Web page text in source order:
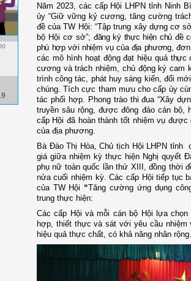
Năm 2023, các cấp Hội LHPN tỉnh Ninh
ủy “Giữ vững kỷ cương, tăng cường
đề của TW Hội: “Tập trung xây dựng cơ
bộ Hội cơ sở”; đăng ký thực hiện chủ đề
phù hợp với nhiệm vụ của địa phương, đơn
các mô hình hoạt động đạt hiệu quả thực
cương và trách nhiệm, chủ động ký cam
trình công tác, phát huy sáng kiến, đổi
chúng. Tích cực tham mưu cho cấp ủy
tác phối hợp. Phong trào thi đua “Xây
truyền sâu rộng, được đông đảo cán
cấp Hội đã hoàn thành tốt nhiệm vụ
của địa phương.
Bà Đào Thị Hòa, Chủ tịch Hội LHPN tỉnh
giá giữa nhiệm kỳ thực hiện Nghị quyết
phụ nữ toàn quốc lần thứ XIII, đồng thời
nửa cuối nhiệm kỳ. Các cấp Hội tiếp tục
của TW Hội “Tăng cường ứng dụng
trung thực hiện:
Các cấp Hội và mỗi cán bộ Hội lựa
hợp, thiết thực và sát với yêu cầu nhiệm
hiệu quả thực chất, có khả năng nhân rộng.